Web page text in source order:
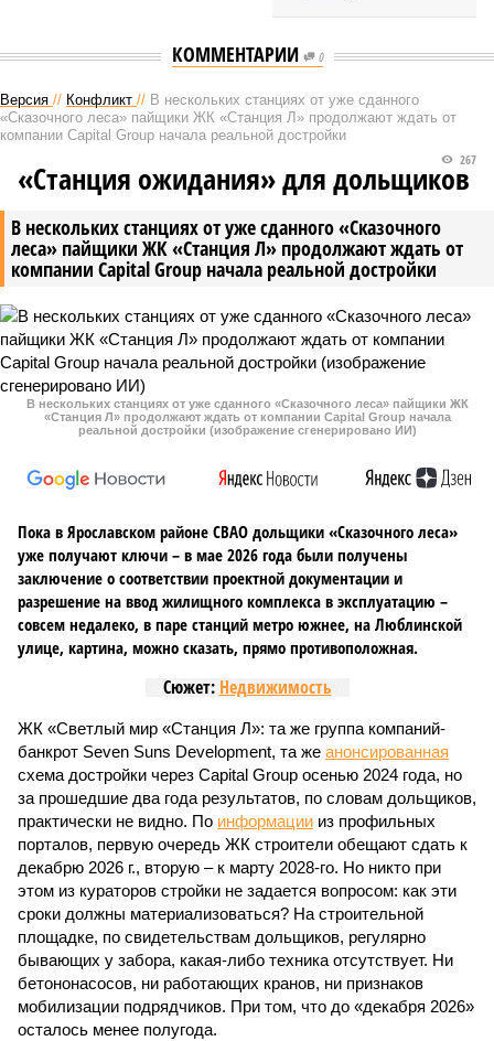
КОММЕНТАРИИ 0
Версия // Конфликт // В нескольких станциях от уже сданного
«Сказочного леса» пайщики ЖК «Станция Л» продолжают ждать от
компании Capital Group начала реальной достройки
В нескольких станциях от уже сданного «Сказочного
леса» пайщики ЖК «Станция Л» продолжают ждать от
компании Capital Group начала реальной достройки
267
«Станция ожидания» для дольщиков
В нескольких станциях от уже сданного «Сказочного леса» пайщики ЖК
«Станция Л» продолжают ждать от компании Capital Group начала
реальной достройки (изображение сгенерировано ИИ)
Пока в Ярославском районе СВАО дольщики «Сказочного леса»
уже получают ключи – в мае 2026 года были получены
заключение о соответствии проектной документации и
разрешение на ввод жилищного комплекса в эксплуатацию –
совсем недалеко, в паре станций метро южнее, на Люблинской
улице, картина, можно сказать, прямо противоположная.
Сюжет: Недвижимость
ЖК «Светлый мир «Станция Л»: та же группа компаний-
банкрот Seven Suns Development, та же анонсированная
схема достройки через Capital Group осенью 2024 года, но
за прошедшие два года результатов, по словам дольщиков,
практически не видно. По информации из профильных
порталов, первую очередь ЖК строители обещают сдать к
декабрю 2026 г., вторую – к марту 2028-го. Но никто при
этом из кураторов стройки не задается вопросом: как эти
сроки должны материализоваться? На строительной
площадке, по свидетельствам дольщиков, регулярно
бывающих у забора, какая-либо техника отсутствует. Ни
бетононасосов, ни работающих кранов, ни признаков
мобилизации подрядчиков. При том, что до «декабря 2026»
осталось менее полугода.